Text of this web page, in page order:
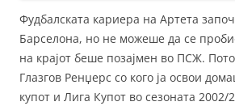
Фудбалската кариера на Артета
Барселона, но не можеше да се
на крајот беше позајмен во ПСЖ.
Глазгов Ренџерс со кого ја освои
купот и Лига Купот во сезоната 2002/